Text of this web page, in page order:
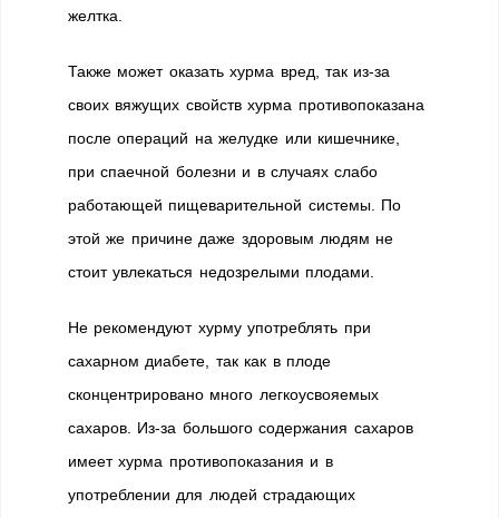
желтка.
Также может оказать хурма вред, так из-за
своих вяжущих свойств хурма противопоказана
после операций на желудке или кишечнике,
при спаечной болезни и в случаях слабо
работающей пищеварительной системы. По
этой же причине даже здоровым людям не
стоит увлекаться недозрелыми плодами.
Не рекомендуют хурму употреблять при
сахарном диабете, так как в плоде
сконцентрировано много легкоусвояемых
сахаров. Из-за большого содержания сахаров
имеет хурма противопоказания и в
употреблении для людей страдающих